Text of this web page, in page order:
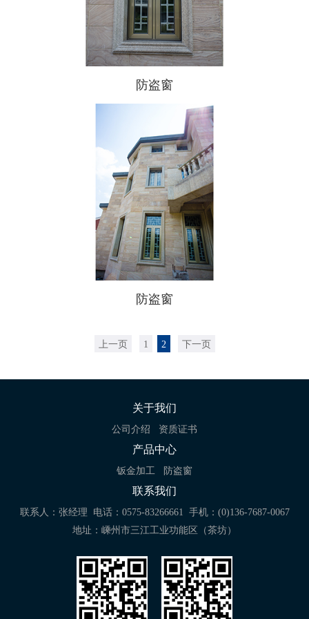
防盗窗
防盗窗
上一页 1 2 下一页
关于我们
公司介绍 资质证书
产品中心
钣金加工 防盗窗
联系我们
联系人：张经理 电话：0575-83266661 手机：(0)136-7687-0067
地址：嵊州市三江工业功能区（茶坊）